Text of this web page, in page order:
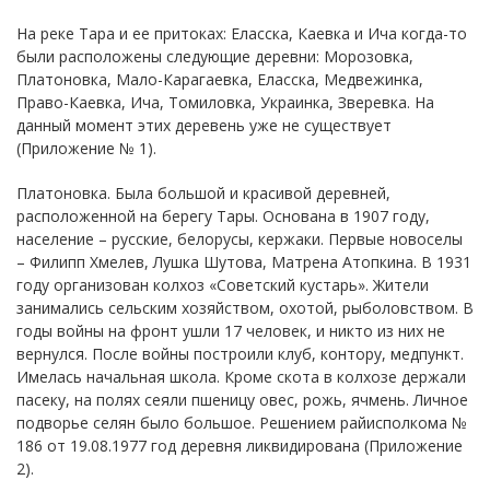
На реке Тара и ее притоках: Еласска, Каевка и Ича когда-то
были расположены следующие деревни: Морозовка,
Платоновка, Мало-Карагаевка, Еласска, Медвежинка,
Право-Каевка, Ича, Томиловка, Украинка, Зверевка. На
данный момент этих деревень уже не существует
(Приложение № 1).
Платоновка. Была большой и красивой деревней,
расположенной на берегу Тары. Основана в 1907 году,
население – русские, белорусы, кержаки. Первые новоселы
– Филипп Хмелев, Лушка Шутова, Матрена Атопкина. В 1931
году организован колхоз «Советский кустарь». Жители
занимались сельским хозяйством, охотой, рыболовством. В
годы войны на фронт ушли 17 человек, и никто из них не
вернулся. После войны построили клуб, контору, медпункт.
Имелась начальная школа. Кроме скота в колхозе держали
пасеку, на полях сеяли пшеницу овес, рожь, ячмень. Личное
подворье селян было большое. Решением райисполкома №
186 от 19.08.1977 год деревня ликвидирована (Приложение
2).